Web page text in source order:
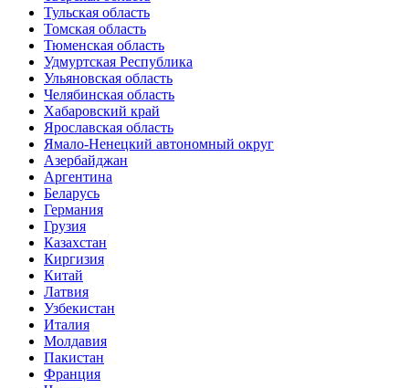
Тульская область
Томская область
Тюменская область
Удмуртская Республика
Ульяновская область
Челябинская область
Хабаровский край
Ярославская область
Ямало-Ненецкий автономный округ
Азербайджан
Аргентина
Беларусь
Германия
Грузия
Казахстан
Киргизия
Китай
Латвия
Узбекистан
Италия
Молдавия
Пакистан
Франция